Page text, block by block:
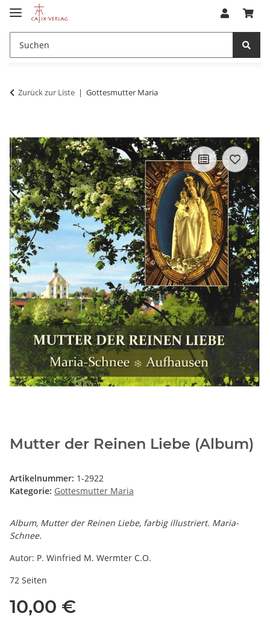
Zurück zur Liste Gottesmutter Maria
Mutter der Reinen Liebe (Album)
Artikelnummer: 1-2922
Kategorie: Gottesmutter Maria
Album, Mutter der Reinen Liebe, farbig illustriert. Maria-
Schnee.
Autor: P. Winfried M. Wermter C.O.
72 Seiten
10,00 €